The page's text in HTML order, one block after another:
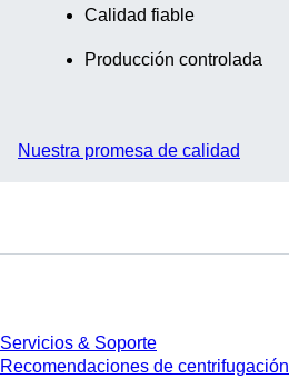
Calidad fiable
Producción controlada
Nuestra promesa de calidad
Servicios & Soporte
Recomendaciones de centrifugación